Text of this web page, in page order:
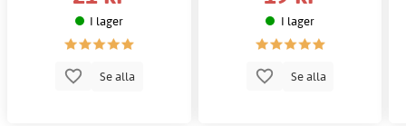
I lager
Se alla
I lager
Se alla